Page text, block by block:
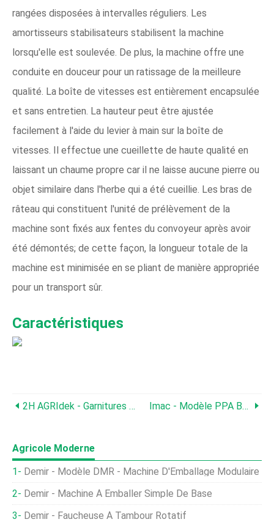
rangées disposées à intervalles réguliers. Les
amortisseurs stabilisateurs stabilisent la machine
lorsqu'elle est soulevée. De plus, la machine offre une
conduite en douceur pour un ratissage de la meilleure
qualité. La boîte de vitesses est entièrement encapsulée
et sans entretien. La hauteur peut être ajustée
facilement à l'aide du levier à main sur la boîte de
vitesses. Il effectue une cueillette de haute qualité en
laissant un chaume propre car il ne laisse aucune pierre ou
objet similaire dans l'herbe qui a été cueillie. Les bras de
râteau qui constituent l'unité de prélèvement de la
machine sont fixés aux fentes du convoyeur après avoir
été démontés; de cette façon, la longueur totale de la
machine est minimisée en se pliant de manière appropriée
pour un transport sûr.
Caractéristiques
2H AGRIdek - Garnitures De Dépoussiérage Imac - Modèle PPA BH - Planteurs De Pommes De Terre Automatiques
Agricole Moderne
Demir - Modèle DMR - Machine D'Emballage Modulaire
Demir - Machine À Emballer Simple De Base
Demir - Faucheuse À Tambour Rotatif